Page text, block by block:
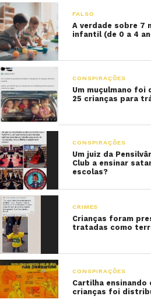
FALSO
A verdade sobre 7
infantil (de 0 a 4
CONSPIRAÇÕES
Um muçulmano
25 crianças para
CONSPIRAÇÕES
Um juiz da
Club a ensinar
escolas?
CRIMES
Crianças foram
tratadas como
CONSPIRAÇÕES
Cartilha ensinando
crianças foi